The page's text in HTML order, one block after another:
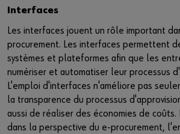
Interfaces
Les interfaces jouent un rôle important
procurement. Les interfaces permettent
systèmes et plateformes afin que les
numériser et automatiser leur processus
L'emploi d'interfaces n'améliore pas
la transparence du processus
aussi de réaliser des économies de
dans la perspective du e-procurement,